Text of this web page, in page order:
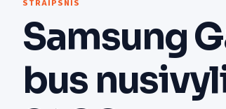
STRAIPSNIS
Samsung
bus